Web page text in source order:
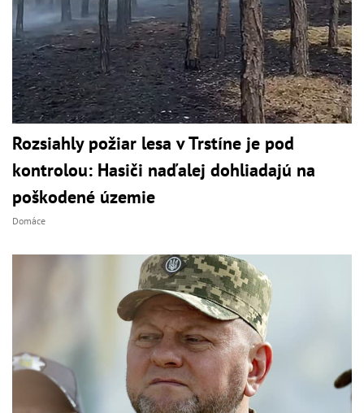
Rozsiahly požiar lesa v Trstíne je pod
kontrolou: Hasiči naďalej dohliadajú na
poškodené územie
Domáce